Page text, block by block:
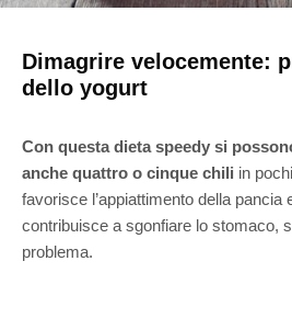
Dimagrire velocemente:
dello yogurt
Con questa dieta speedy si
anche quattro o cinque chili in
favorisce l’appiattimento della pancia
contribuisce a sgonfiare lo stomaco,
problema.